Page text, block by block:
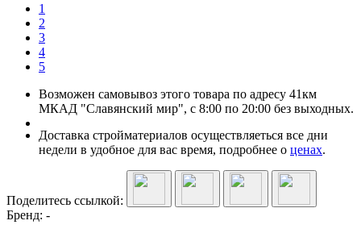
1
2
3
4
5
Возможен самовывоз этого товара по адресу 41км
МКАД "Славянский мир", с 8:00 по 20:00 без выходных.
Доставка стройматериалов осуществляеться все дни
недели в удобное для вас время, подробнее о ценах.
Поделитесь ссылкой:
Бренд: -